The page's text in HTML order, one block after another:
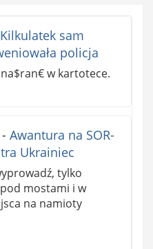
Kilkulatek sam
policja
w kartotece.
- Awantura na SOR-
Ukrainiec
tylko
mostami i w
na namioty